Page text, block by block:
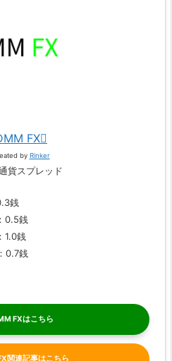
FX
by Rinker
貨スプレッド
銭
0.5銭
1.0銭
0.7銭
FX
関連記事